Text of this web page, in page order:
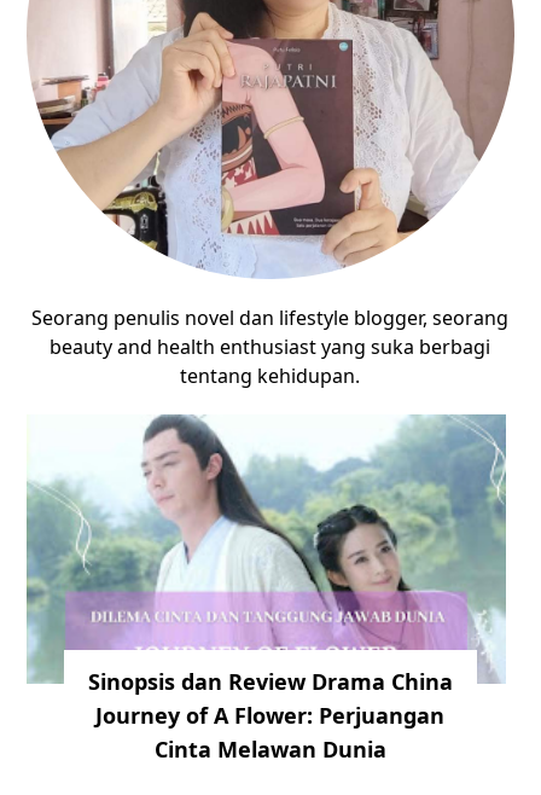
Seorang penulis novel dan lifestyle blogger, seorang
beauty and health enthusiast yang suka berbagi
tentang kehidupan.
Sinopsis dan Review Drama China
Journey of A Flower: Perjuangan
Cinta Melawan Dunia